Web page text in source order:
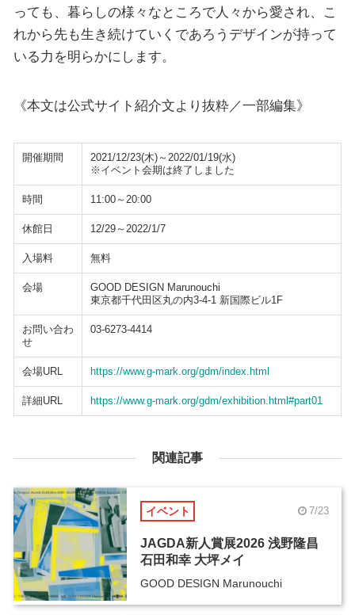
っても、暮らしの様々なところで人々から愛され、こ
れから先も生き続けていくであろうデザインが持って
いる力を明らかにします。
《本文は公式サイト紹介文より抜粋／一部編集》
開催期間
2021/12/23(木)～2022/01/19(水)
※イベント会期は終了しました
時間 11:00～20:00
休館日 12/29～2022/1/7
入場料 無料
会場
GOOD DESIGN Marunouchi
東京都千代田区丸の内3-4-1 新国際ビル1F
お問い合わ
せ
03-6273-4414
会場URL https://www.g-mark.org/gdm/index.html
詳細URL https://www.g-mark.org/gdm/exhibition.html#part01
関連記事
イベント 7/23
JAGDA新人賞展2026 浅野隆昌
石田和幸 大坪メイ
GOOD DESIGN Marunouchi